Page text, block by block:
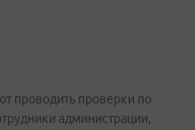
проводить проверки по
администрации,